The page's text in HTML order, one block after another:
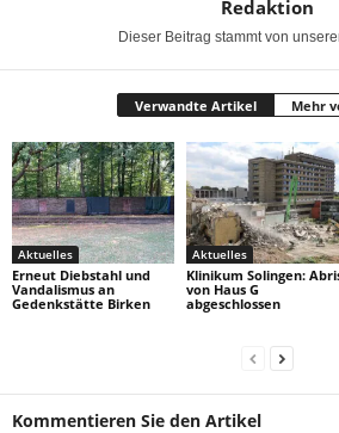
Redaktion
Dieser Beitrag stammt von
Verwandte Artikel Mehr
Aktuelles
Erneut Diebstahl und
Vandalismus an
Gedenkstätte Birken
Aktuelles
Klinikum Solingen:
von Haus G
abgeschlossen
Kommentieren Sie den Artikel